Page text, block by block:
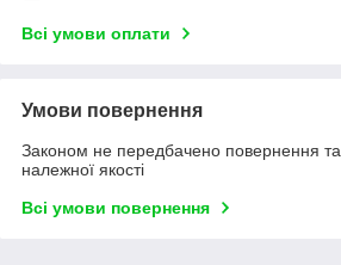
Всі умови оплати
Умови повернення
Законом не передбачено повернення
належної якості
Всі умови повернення